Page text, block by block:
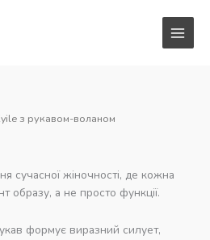
з рукавом-воланом
сучасної жіночності, де кожна
образу, а не просто функції.
формує виразний силует,